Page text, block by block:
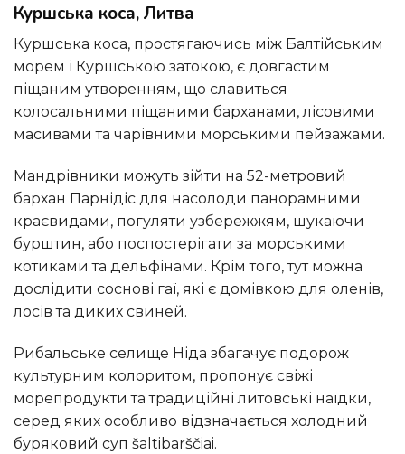
Куршська коса, Литва
Куршська коса, простягаючись між Балтійським
морем і Куршською затокою, є довгастим
піщаним утворенням, що славиться
колосальними піщаними барханами, лісовими
масивами та чарівними морськими пейзажами.
Мандрівники можуть зійти на 52-метровий
бархан Парнідіс для насолоди панорамними
краєвидами, погуляти узбережжям, шукаючи
бурштин, або поспостерігати за морськими
котиками та дельфінами. Крім того, тут можна
дослідити соснові гаї, які є домівкою для оленів,
лосів та диких свиней.
Рибальське селище Ніда збагачує подорож
культурним колоритом, пропонує свіжі
морепродукти та традиційні литовські наїдки,
серед яких особливо відзначається холодний
буряковий суп šaltibarščiai.